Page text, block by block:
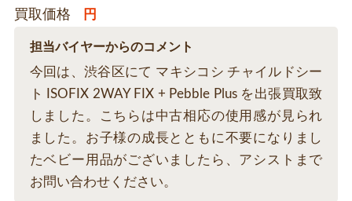
買取価格 円
担当バイヤーからのコメント
今回は、渋谷区にて マキシコシ チャイルドシー
ト ISOFIX 2WAY FIX + Pebble Plus を出張買取致
しました。こちらは中古相応の使用感が見られ
ました。お子様の成長とともに不要になりまし
たベビー用品がございましたら、アシストまで
お問い合わせください。